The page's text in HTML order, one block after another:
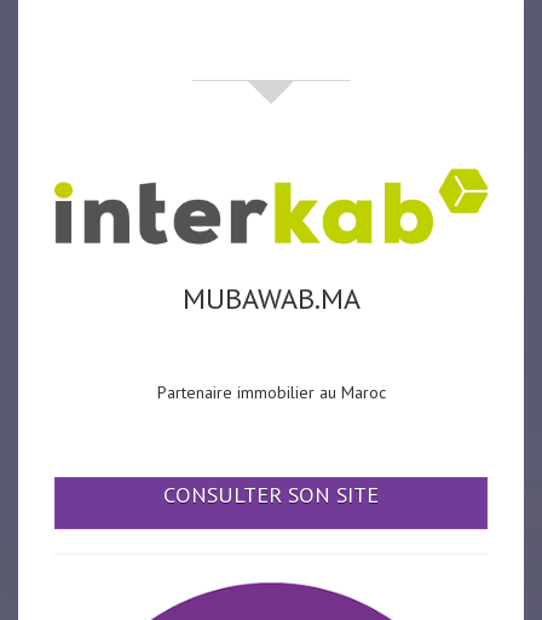
MUBAWAB.MA
Partenaire immobilier au Maroc
CONSULTER SON SITE